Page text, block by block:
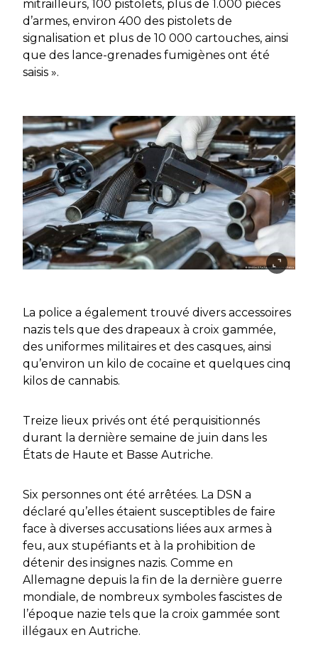
mitrailleurs, 100 pistolets, plus de 1.000 pièces
d’armes, environ 400 des pistolets de
signalisation et plus de 10 000 cartouches, ainsi
que des lance-grenades fumigènes ont été
saisis ».
La police a également trouvé divers accessoires
nazis tels que des drapeaux à croix gammée,
des uniformes militaires et des casques, ainsi
qu’environ un kilo de cocaïne et quelques cinq
kilos de cannabis.
Treize lieux privés ont été perquisitionnés
durant la dernière semaine de juin dans les
États de Haute et Basse Autriche.
Six personnes ont été arrêtées. La DSN a
déclaré qu’elles étaient susceptibles de faire
face à diverses accusations liées aux armes à
feu, aux stupéfiants et à la prohibition de
détenir des insignes nazis. Comme en
Allemagne depuis la fin de la dernière guerre
mondiale, de nombreux symboles fascistes de
l’époque nazie tels que la croix gammée sont
illégaux en Autriche.